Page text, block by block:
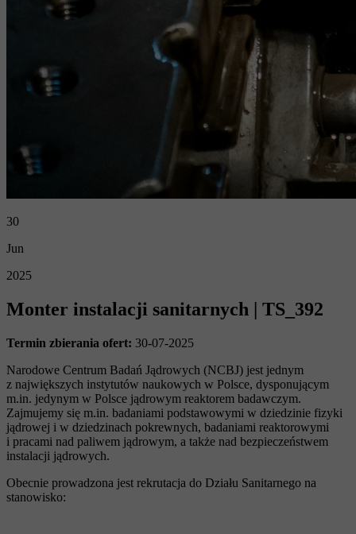
30
Jun
2025
Monter instalacji sanitarnych | TS_392
Termin zbierania ofert: 30-07-2025
Narodowe Centrum Badań Jądrowych (NCBJ) jest jednym
z największych instytutów naukowych w Polsce, dysponującym
m.in. jedynym w Polsce jądrowym reaktorem badawczym.
Zajmujemy się m.in. badaniami podstawowymi w dziedzinie fizyki
jądrowej i w dziedzinach pokrewnych, badaniami reaktorowymi
i pracami nad paliwem jądrowym, a także nad bezpieczeństwem
instalacji jądrowych.
Obecnie prowadzona jest rekrutacja do Działu Sanitarnego na
stanowisko: